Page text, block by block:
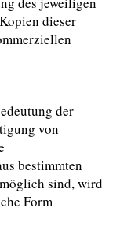
dieser
der
von
bestimmten
sind, wird
Form